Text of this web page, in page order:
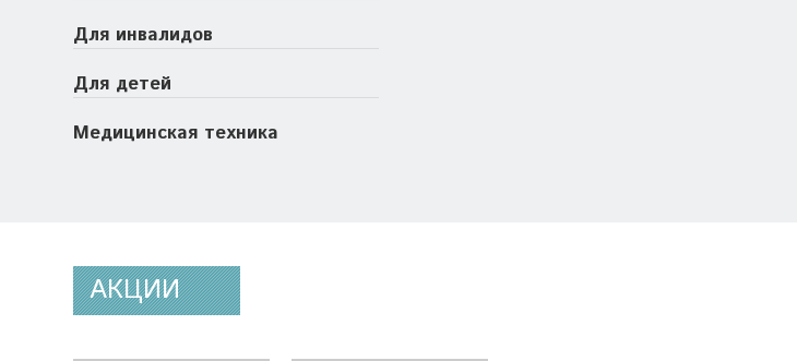
Для инвалидов
Для детей
Медицинская техника
АКЦИИ